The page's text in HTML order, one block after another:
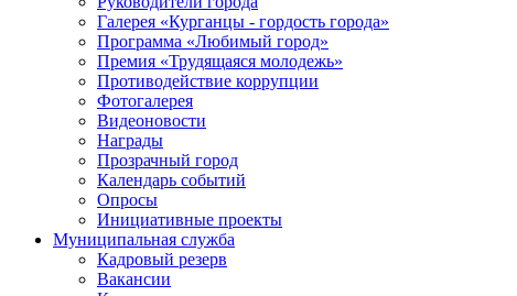
Галерея «Курганцы - гордость города»
Программа «Любимый город»
Премия «Трудящаяся молодежь»
Противодействие коррупции
Фотогалерея
Видеоновости
Награды
Прозрачный город
Календарь событий
Опросы
Инициативные проекты
Муниципальная служба
Кадровый резерв
Вакансии